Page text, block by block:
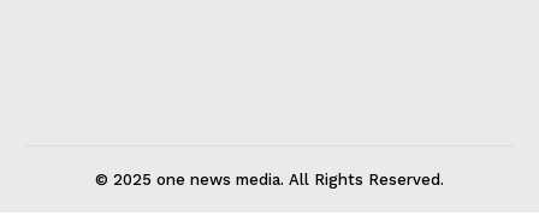
© 2025 one news media. All Rights Reserved.